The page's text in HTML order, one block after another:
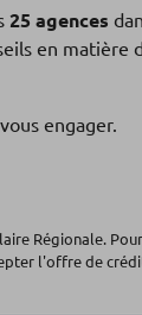
25 agences
en
engager.
Régionale.
l'offre de